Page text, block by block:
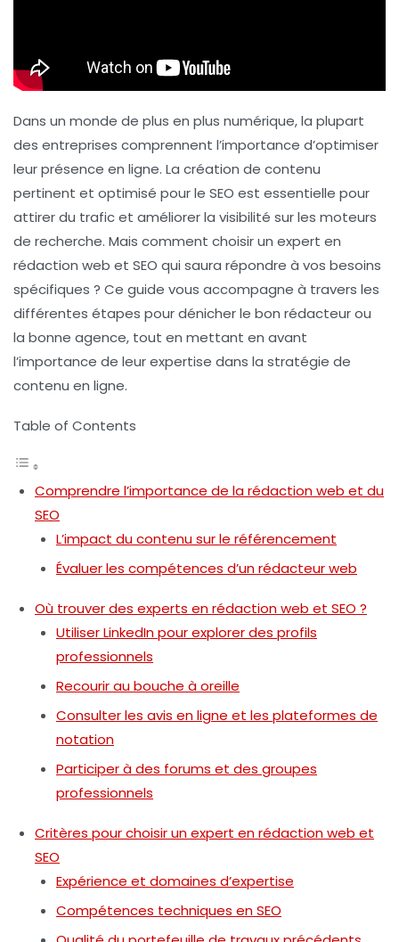
Dans un monde de plus en plus numérique, la plupart
des entreprises comprennent l’importance d’optimiser
leur présence en ligne. La création de contenu
pertinent et optimisé pour le SEO est essentielle pour
attirer du trafic et améliorer la visibilité sur les moteurs
de recherche. Mais comment choisir un expert en
rédaction web et SEO qui saura répondre à vos besoins
spécifiques ? Ce guide vous accompagne à travers les
différentes étapes pour dénicher le bon rédacteur ou
la bonne agence, tout en mettant en avant
l’importance de leur expertise dans la stratégie de
contenu en ligne.
Table of Contents
Comprendre l’importance de la rédaction web et du
SEO
L’impact du contenu sur le référencement
Évaluer les compétences d’un rédacteur web
Où trouver des experts en rédaction web et SEO ?
Utiliser LinkedIn pour explorer des profils
professionnels
Recourir au bouche à oreille
Consulter les avis en ligne et les plateformes de
notation
Participer à des forums et des groupes
professionnels
Critères pour choisir un expert en rédaction web et
SEO
Expérience et domaines d’expertise
Compétences techniques en SEO